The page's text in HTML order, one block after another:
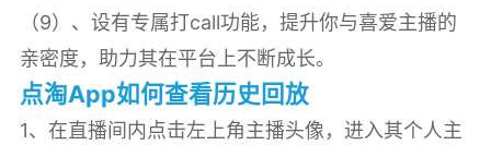
（9）、设有专属打call功能，提升你与喜爱主播的
亲密度，助力其在平台上不断成长。
点淘App如何查看历史回放‌
1、‌在直播间内点击左上角主播头像，进入其个人主